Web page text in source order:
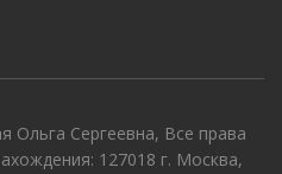
Сергеевна, Все права
127018 г. Москва,